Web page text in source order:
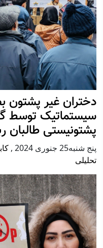
دختران غیر پشتون
سیستماتیک توسط
پشتونیستی طالبان
پنج شنبه25 جنوری 2024 ,
تحلیلی